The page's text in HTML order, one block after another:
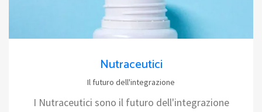
Nutraceutici
Il futuro dell'integrazione
I Nutraceutici sono il futuro dell'integrazione